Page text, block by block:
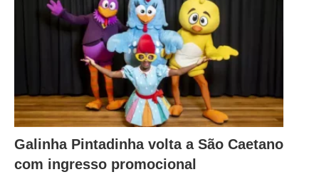
Galinha Pintadinha volta a São Caetano
com ingresso promocional